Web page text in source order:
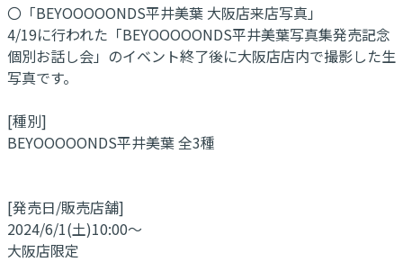
〇「BEYOOOOONDS平井美葉 大阪店来店写真」
4/19に行われた「BEYOOOOONDS平井美葉写真集発売記念
個別お話し会」のイベント終了後に大阪店店内で撮影した生
写真です。
[種別]
BEYOOOOONDS平井美葉 全3種
[発売日/販売店舗]
2024/6/1(土)10:00～
大阪店限定